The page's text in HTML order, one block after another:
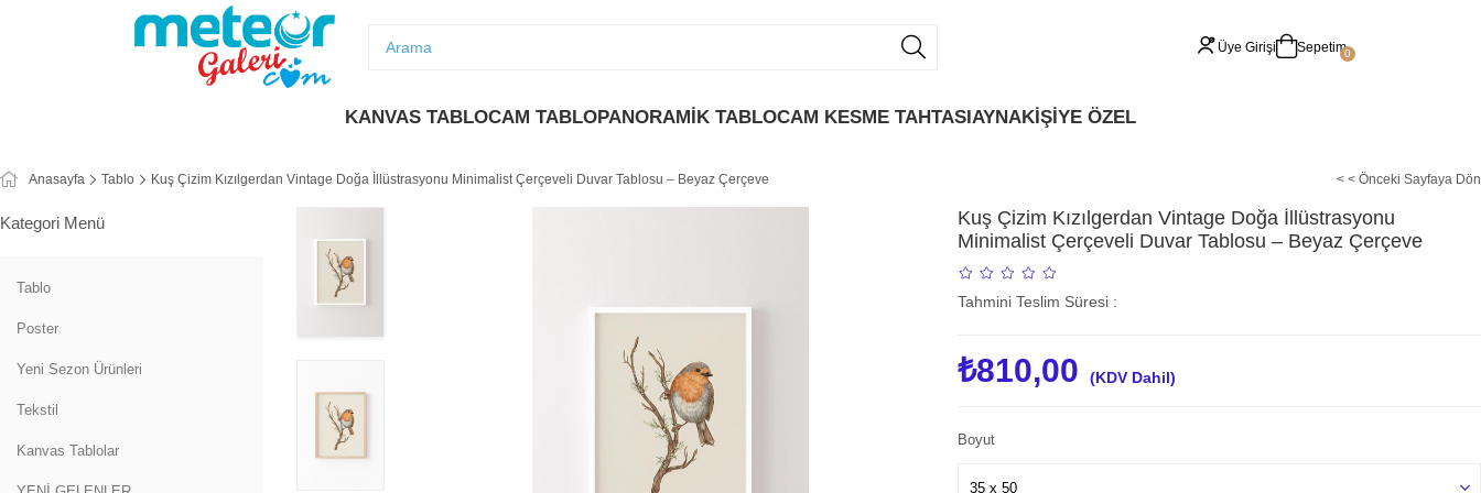
Üye Girişi Sepetim0
KANVAS TABLOCAM TABLOPANORAMİK TABLOCAM KESME TAHTASIAYNAKİŞİYE ÖZEL
Anasayfa Tablo Kuş Çizim Kızılgerdan Vintage Doğa İllüstrasyonu Minimalist Çerçeveli Duvar Tablosu – Beyaz Çerçeve < < Önceki Sayfaya Dön
Kategori Menü
Tablo
Poster
Yeni Sezon Ürünleri
Tekstil
Kanvas Tablolar
Kuş Çizim Kızılgerdan Vintage Doğa İllüstrasyonu
Minimalist Çerçeveli Duvar Tablosu – Beyaz Çerçeve
Tahmini Teslim Süresi :
₺810,00 (KDV Dahil)
Boyut